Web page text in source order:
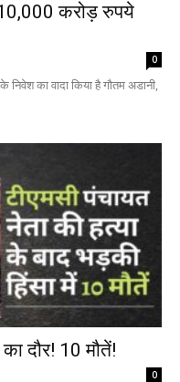
करोड़ रुपये
0
का वादा किया है गौतम अडानी,
दौर! 10 मौतें!
0